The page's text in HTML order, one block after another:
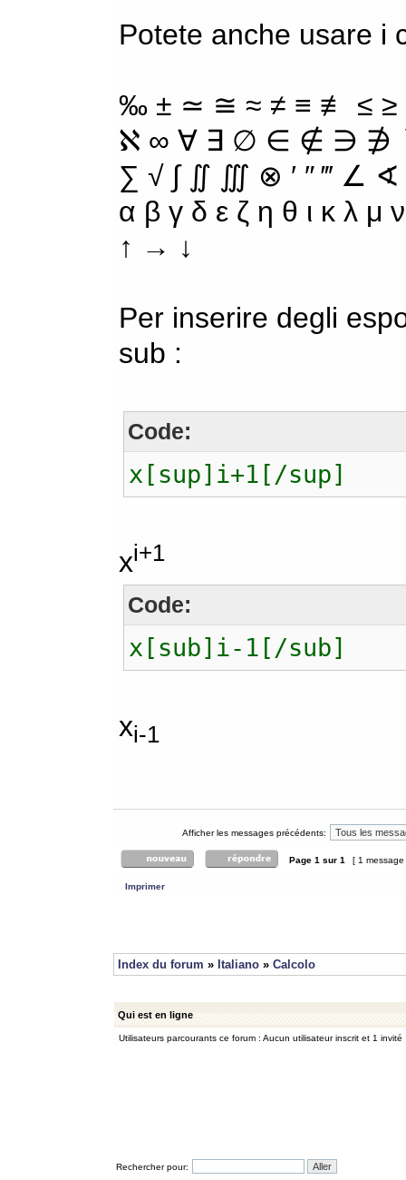
Potete anche usare i
‰ ± ≃ ≅ ≈ ≠ ≡ ≢ ≤
ℵ ∞ ∀ ∃ ∅ ∈ ∉ ∋ ∌
∑ √ ∫ ∬ ∭ ⊗ ′ ″ ‴ ∠
α β γ δ ε ζ η θ ι κ λ
↑ → ↓
Per inserire degli
sub :
Code:
x[sup]i+1[/sup]
xi+1
Code:
x[sub]i-1[/sub]
xi-1
Afficher les messages précédents:
Page 1 sur 1 [ 1
Imprimer
Index du forum » Italiano » Calcolo
Qui est en ligne
Utilisateurs parcourants ce forum : Aucun utilisateur inscrit et 1 invité
Rechercher pour: